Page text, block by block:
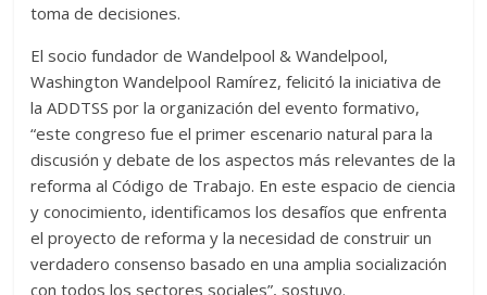
toma de decisiones.
El socio fundador de Wandelpool & Wandelpool,
Washington Wandelpool Ramírez, felicitó la iniciativa de
la ADDTSS por la organización del evento formativo,
“este congreso fue el primer escenario natural para la
discusión y debate de los aspectos más relevantes de la
reforma al Código de Trabajo. En este espacio de ciencia
y conocimiento, identificamos los desafíos que enfrenta
el proyecto de reforma y la necesidad de construir un
verdadero consenso basado en una amplia socialización
con todos los sectores sociales”, sostuvo.